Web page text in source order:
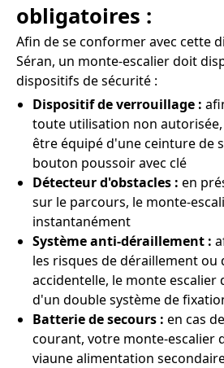
obligatoires :
Afin de se conformer avec cette
Séran, un monte-escalier doit
dispositifs de sécurité :
Dispositif de verrouillage :
toute utilisation non
être équipé d'une ceinture de
bouton poussoir avec clé
Détecteur d'obstacles : en
sur le parcours, le monte-
instantanément
Système anti-déraillement :
les risques de déraillement ou
accidentelle, le monte escalier
d'un double système de
Batterie de secours : en cas
courant, votre monte-escalier
viaune alimentation